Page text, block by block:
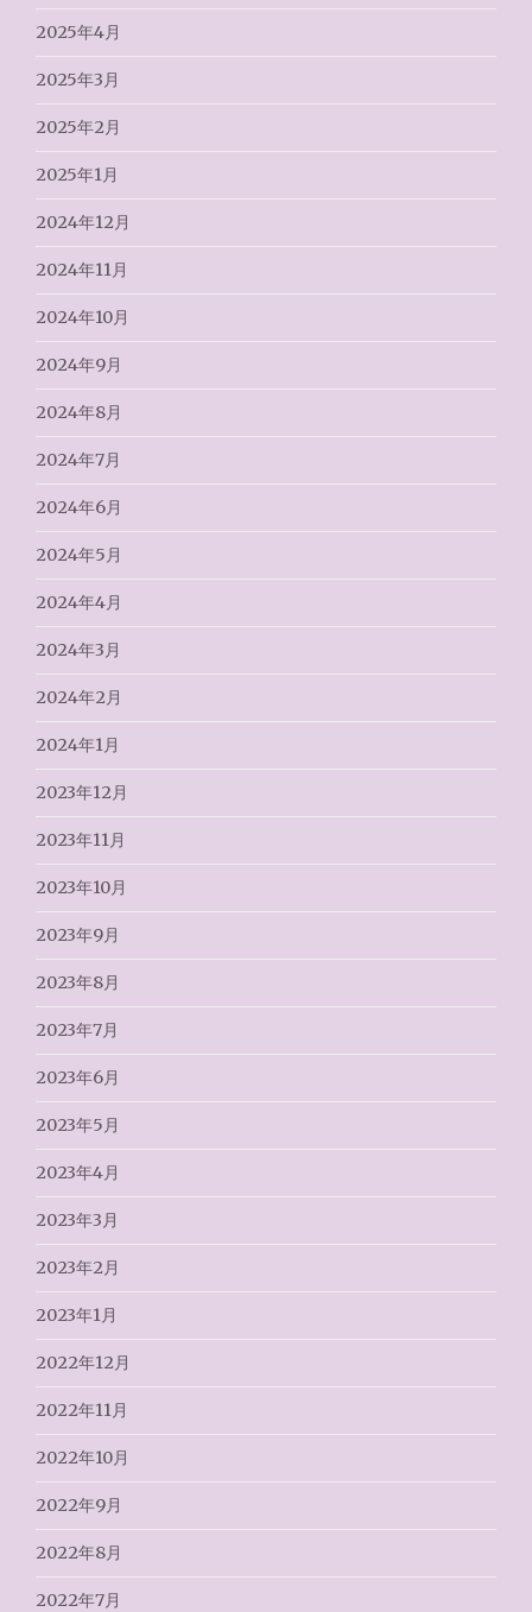
2025年4月
2025年3月
2025年2月
2025年1月
2024年12月
2024年11月
2024年10月
2024年9月
2024年8月
2024年7月
2024年6月
2024年5月
2024年4月
2024年3月
2024年2月
2024年1月
2023年12月
2023年11月
2023年10月
2023年9月
2023年8月
2023年7月
2023年6月
2023年5月
2023年4月
2023年3月
2023年2月
2023年1月
2022年12月
2022年11月
2022年10月
2022年9月
2022年8月
2022年7月